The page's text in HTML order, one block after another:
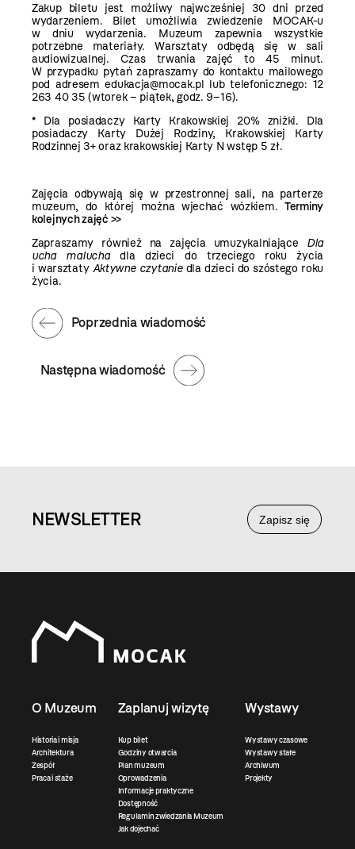
Zakup biletu jest możliwy najwcześniej 30 dni przed
wydarzeniem. Bilet umożliwia zwiedzenie MOCAK-u
w dniu wydarzenia. Muzeum zapewnia wszystkie
potrzebne materiały. Warsztaty odbędą się w sali
audiowizualnej. Czas trwania zajęć to 45 minut.
W przypadku pytań zapraszamy do kontaktu mailowego
pod adresem edukacja@mocak.pl lub telefonicznego: 12
263 40 35 (wtorek – piątek, godz. 9–16).
* Dla posiadaczy Karty Krakowskiej 20% zniżki. Dla
posiadaczy Karty Dużej Rodziny, Krakowskiej Karty
Rodzinnej 3+ oraz krakowskiej Karty N wstęp 5 zł.
Zajęcia odbywają się w przestronnej sali, na parterze
muzeum, do której można wjechać wózkiem. Terminy
kolejnych zajęć >>
Zapraszamy również na zajęcia umuzykalniające Dla
ucha maluchadla dzieci do trzeciego roku życia
i warsztaty Aktywne czytanie dla dzieci do szóstego roku
życia.
Następna wiadomość
Poprzednia wiadomość
Zapisz się
NEWSLETTER
O Muzeum
Historia i misja
Architektura
Zespół
Praca i staże
Zaplanuj wizytę
Kup bilet
Godziny otwarcia
Plan muzeum
Oprowadzenia
Informacje praktyczne
Dostępność
Regulamin zwiedzania Muzeum
Jak dojechać
Wystawy
Wystawy czasowe
Wystawy stałe
Archiwum
Projekty